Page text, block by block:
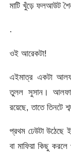
মাটি খুঁড়ে ফলআউট
.
ওই আরেকটা!
এইমাত্র একটা
তুলল সুসান। আলফা
রয়েছে, তাতে তিনটে
প্রথম ঢেউটা উঠেছে
বা মাফিয়া কিছু করলে